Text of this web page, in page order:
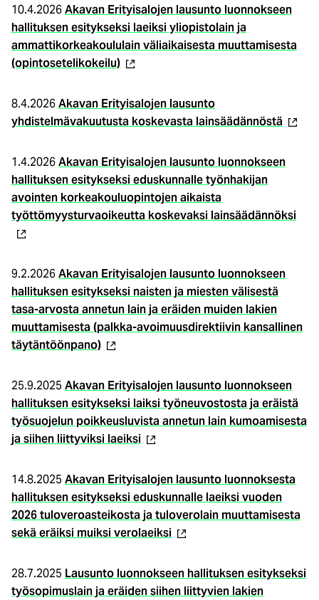
10.4.2026Akavan Erityisalojen lausunto luonnokseen
hallituksen esitykseksi laeiksi yliopistolain ja
ammattikorkeakoululain väliaikaisesta muuttamisesta
(opintosetelikokeilu)(ulkoinen
8.4.2026Akavan Erityisalojen lausunto
yhdistelmävakuutusta koskevasta lainsäädännöstä
1.4.2026Akavan Erityisalojen lausunto luonnokseen
hallituksen esitykseksi eduskunnalle työnhakijan
avointen korkeakouluopintojen aikaista
työttömyysturvaoikeutta koskevaksi lainsäädännöksi
9.2.2026Akavan Erityisalojen lausunto luonnokseen
hallituksen esitykseksi naisten ja miesten välisestä
tasa-arvosta annetun lain ja eräiden muiden lakien
muuttamisesta (palkka-avoimuusdirektiivin kansallinen
täytäntöönpano)(ulkoinen
25.9.2025 Akavan Erityisalojen lausunto luonnokseen
hallituksen esitykseksi laiksi työneuvostosta ja eräistä
työsuojelun poikkeusluvista annetun lain kumoamisesta
ja siihen liittyviksi laeiksi (ulkoinen
14.8.2025 Akavan Erityisalojen lausunto luonnoksesta
hallituksen esitykseksi eduskunnalle laeiksi vuoden
2026 tuloveroasteikosta ja tuloverolain muuttamisesta
sekä eräiksi muiksi verolaeiksi (ulkoinen
28.7.2025 Lausunto luonnokseen hallituksen esitykseksi
työsopimuslain ja eräiden siihen liittyvien lakien